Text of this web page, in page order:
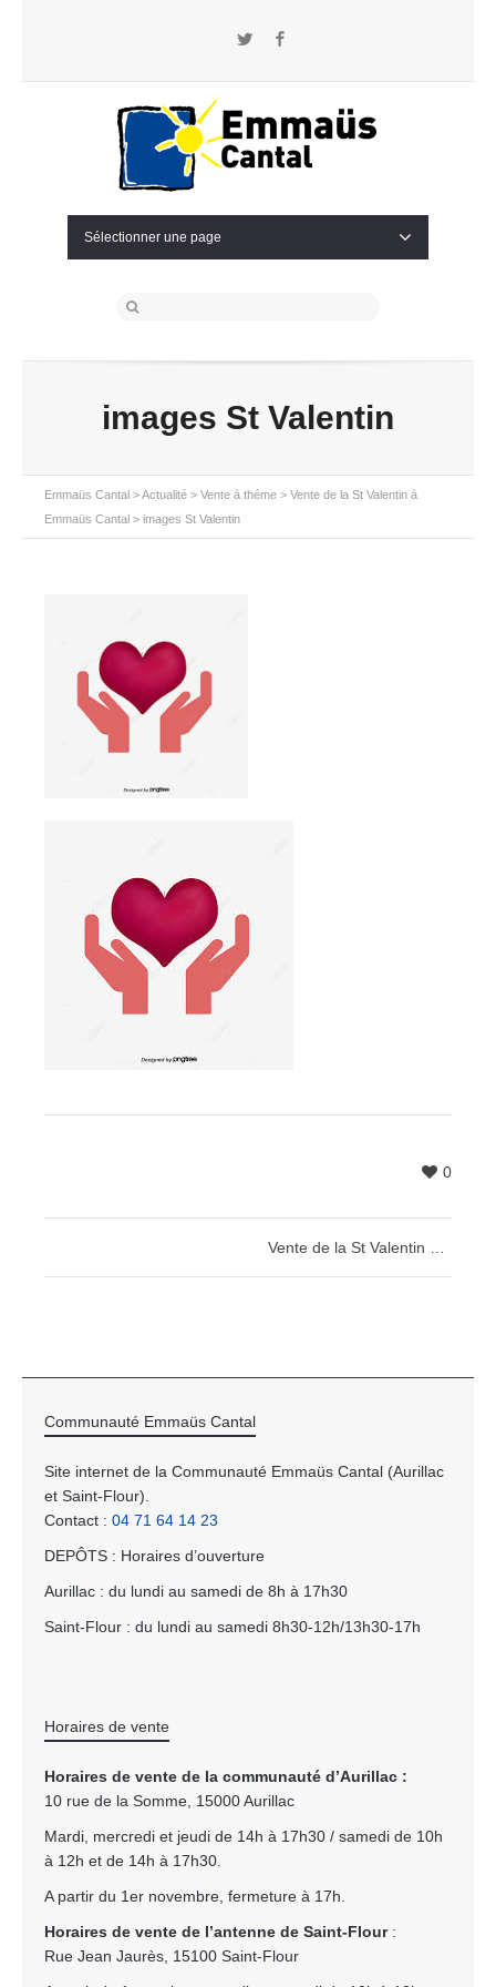
Twitter
Sélectionner une page
images St Valentin
Emmaüs Cantal >Actualité > Vente à théme > Vente de la St Valentin à
Emmaüs Cantal > images St Valentin
0
Communauté Emmaüs Cantal
Site internet de la Communauté Emmaüs Cantal (Aurillac
et Saint-Flour).
Contact : 04 71 64 14 23
DEPÔTS : Horaires d’ouverture
Aurillac : du lundi au samedi de 8h à 17h30
Saint-Flour : du lundi au samedi 8h30-12h/13h30-17h
Horaires de vente
Horaires de vente de la communauté d’Aurillac :
10 rue de la Somme, 15000 Aurillac
Mardi, mercredi et jeudi de 14h à 17h30 / samedi de 10h
à 12h et de 14h à 17h30.
A partir du 1er novembre, fermeture à 17h.
Horaires de vente de l’antenne de Saint-Flour:
Rue Jean Jaurès, 15100 Saint-Flour